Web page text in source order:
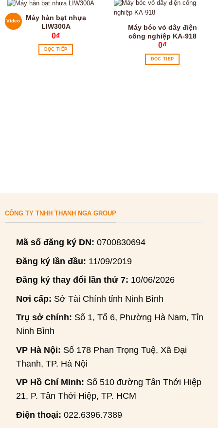
Video
Máy hàn bạt nhựa
LIW300A
0₫
ĐỌC TIẾP
Máy bóc vỏ dây điện
công nghiệp KA-918
0₫
ĐỌC TIẾP
CÔNG TY TNHH THANH NGA GROUP
Mã số đăng ký DN: 0700830694
Đăng ký lần đầu: 11/09/2019
Đăng ký thay đổi lần thứ 7: 10/06/2026
Nơi cấp: Sở Tài Chính tỉnh Ninh Bình
Trụ sở chính: Số 1, Tổ 6, Phường Hà Nam, Tỉnh
Ninh Bình
VP Hà Nội: Số 178 Phan Trọng Tuệ, Xã Đại
Thanh, TP. Hà Nội
VP Hồ Chí Minh: Số 510 đường Tân Thới Hiệp
21, P. Tân Thới Hiệp, TP. HCM
Điện thoại: 022.6396.7389